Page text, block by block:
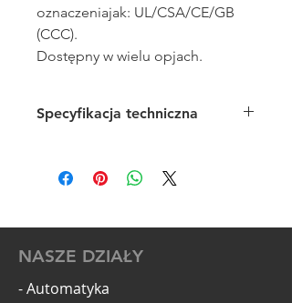
oznaczeniajak: UL/CSA/CE/GB
(CCC).
Dostępny w wielu opjach.
Specyfikacja techniczna
Konfiguracja wyjśćia:
Maksymalny prąd styków:
Pełny katalog do pobrania.
NASZE DZIAŁY
- Automatyka